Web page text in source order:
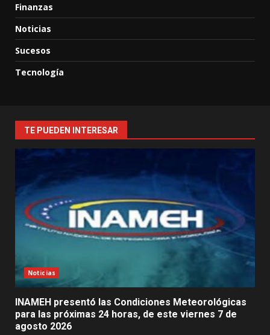
Finanzas
Noticias
Sucesos
Tecnología
TE PUEDEN INTERESAR
Noticias
INAMEH presentó las Condiciones Meteorológicas
para las próximas 24 horas, de este viernes 7 de
agosto 2026